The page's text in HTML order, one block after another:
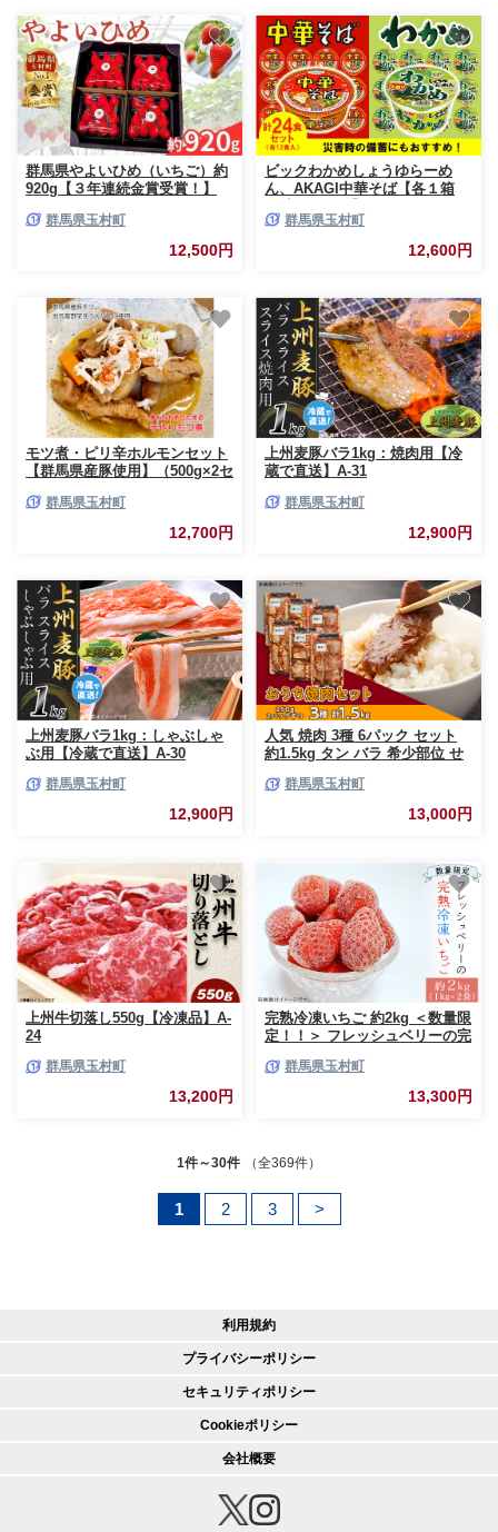
群馬県やよいひめ（いちご）約
920g【３年連続金賞受賞！】
順次発送予定
群馬県玉村町
12,500円
ビックわかめしょうゆらーめ
ん、AKAGI中華そば【各１箱
群馬県玉村町
12,600円
モツ煮・ピリ辛ホルモンセット
【群馬県産豚使用】（500g×2セ
群馬県玉村町
12,700円
上州麦豚バラ1kg：焼肉用【冷
蔵で直送】A-31
群馬県玉村町
12,900円
上州麦豚バラ1kg：しゃぶしゃ
ぶ用【冷蔵で直送】A-30
群馬県玉村町
12,900円
人気 焼肉 3種 6パック セット
約1.5kg タン バラ 希少部位 せ
用 群馬県玉村町
13,000円
上州牛切落し550g【冷凍品】A-
24
群馬県玉村町
13,200円
完熟冷凍いちご 約2kg ＜数量限
定！！＞ フレッシュベリーの完
合約２kg（１kg×２袋）やよい
ひめ・かおり野・紅ほっぺ・も
ういっこ ≪イチゴ 苺 ジャム ヨ
群馬県玉村町
13,300円
1件～30件 （全369件）
1 2 3 >
利用規約
プライバシーポリシー
セキュリティポリシー
Cookieポリシー
会社概要